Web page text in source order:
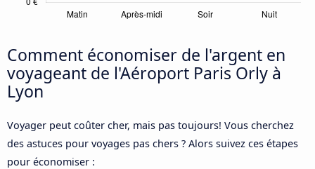
Comment économiser de l'argent en
voyageant de l'Aéroport Paris Orly à
Lyon
Voyager peut coûter cher, mais pas toujours! Vous cherchez
des astuces pour voyages pas chers ? Alors suivez ces étapes
pour économiser :